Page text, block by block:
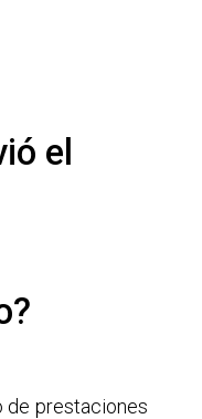
de prestaciones